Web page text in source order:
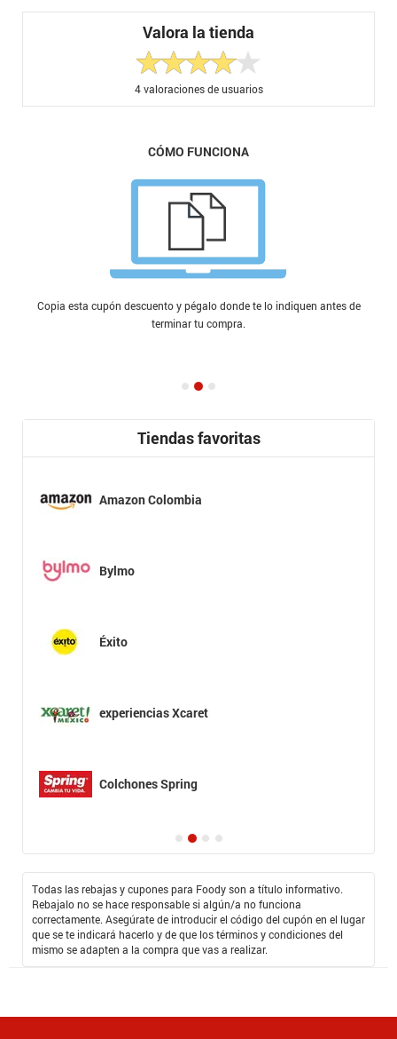
Valora la tienda
4valoraciones de usuarios
CÓMO FUNCIONA
Copia esta cupón descuento y pégalo donde te lo indiquen antes de
terminar tu compra.
Tiendas favoritas
Amazon Colombia
Bylmo
Éxito
experiencias Xcaret
Colchones Spring
Todas las rebajas y cupones para Foody son a título informativo.
Rebajalo no se hace responsable si algún/a no funciona
correctamente. Asegúrate de introducir el código del cupón en el lugar
que se te indicará hacerlo y de que los términos y condiciones del
mismo se adapten a la compra que vas a realizar.